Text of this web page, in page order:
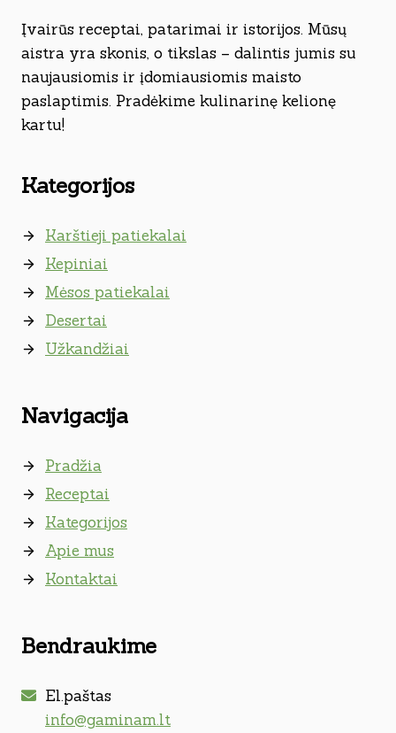
Įvairūs receptai, patarimai ir istorijos. Mūsų
aistra yra skonis, o tikslas – dalintis jumis su
naujausiomis ir įdomiausiomis maisto
paslaptimis. Pradėkime kulinarinę kelionę
kartu!
Kategorijos
Karštieji patiekalai
Kepiniai
Mėsos patiekalai
Desertai
Užkandžiai
Navigacija
Pradžia
Receptai
Kategorijos
Apie mus
Kontaktai
Bendraukime
El.paštas
info@gaminam.lt